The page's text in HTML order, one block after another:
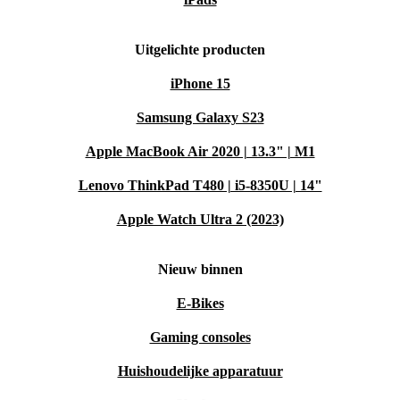
Uitgelichte producten
iPhone 15
Samsung Galaxy S23
Apple MacBook Air 2020 | 13.3" | M1
Lenovo ThinkPad T480 | i5-8350U | 14"
Apple Watch Ultra 2 (2023)
Nieuw binnen
E-Bikes
Gaming consoles
Huishoudelijke apparatuur